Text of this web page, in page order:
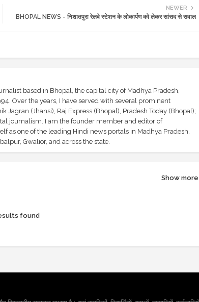
NEWER
BHOPAL NEWS - निशातपुरा रेलवे स्टेशन के लोकार्पण को लेकर सांसद से सवाल
based in Bhopal, the capital city of Madhya Pradesh,
Over the years, I have served with several prominent
Jagran (Jhansi), Raj Express (Bhopal), Pradesh Today (Bhopal);
journalism. I am the founder member and editor of
as one of the leading Hindi news portals in Madhya Pradesh,
Gwalior, and across the state.
Show more
found